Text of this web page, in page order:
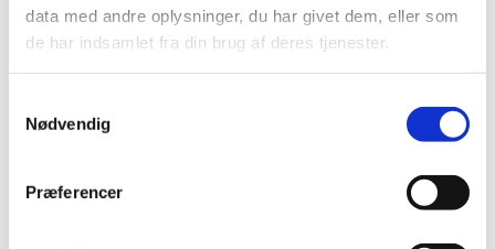
data med andre oplysninger, du har givet dem, eller som
de har indsamlet fra din brug af deres tjenester.
Nødvendig
Præferencer
Alle er velkomne – uanset om du er vant til at
komme i kirke eller ej. Tag din baby under armen,